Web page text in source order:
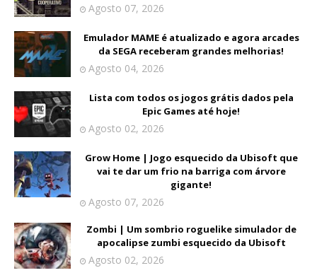
Agosto 07, 2026
Emulador MAME é atualizado e agora arcades
da SEGA receberam grandes melhorias!
Agosto 04, 2026
Lista com todos os jogos grátis dados pela
Epic Games até hoje!
Agosto 02, 2026
Grow Home | Jogo esquecido da Ubisoft que
vai te dar um frio na barriga com árvore
gigante!
Agosto 07, 2026
Zombi | Um sombrio roguelike simulador de
apocalipse zumbi esquecido da Ubisoft
Agosto 02, 2026